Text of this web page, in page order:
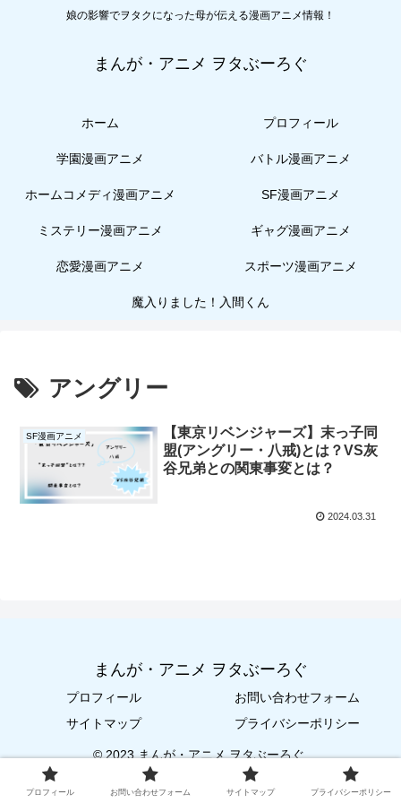
娘の影響でヲタクになった母が伝える漫画アニメ情報！
まんが・アニメ ヲタぶーろぐ
ホーム プロフィール
学園漫画アニメ バトル漫画アニメ
ホームコメディ漫画アニメ SF漫画アニメ
ミステリー漫画アニメ ギャグ漫画アニメ
恋愛漫画アニメ スポーツ漫画アニメ
魔入りました！入間くん
アングリー
SF漫画アニメ
【東京リベンジャーズ】末っ子同
盟(アングリー・八戒)とは？VS灰
谷兄弟との関東事変とは？
2024.03.31
まんが・アニメ ヲタぶーろぐ
プロフィール
お問い合わせフォーム
サイトマップ
プライバシーポリシー
© 2023 まんが・アニメ ヲタぶーろぐ.
プロフィール お問い合わせフォーム サイトマップ プライバシーポリシー